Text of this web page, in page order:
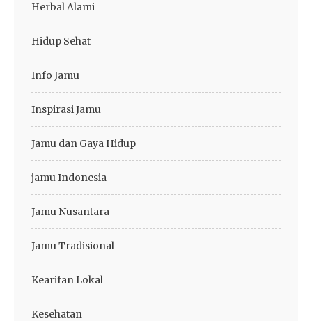
Herbal Alami
Hidup Sehat
Info Jamu
Inspirasi Jamu
Jamu dan Gaya Hidup
jamu Indonesia
Jamu Nusantara
Jamu Tradisional
Kearifan Lokal
Kesehatan